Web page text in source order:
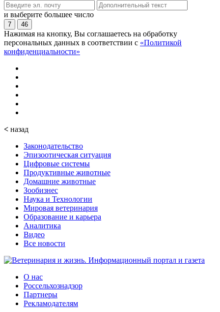
и выберите большее число
7 46
Нажимая на кнопку, Вы соглашаетесь на обработку
персональных данных в соответствии с «Политикой
конфиденциальности»
< назад
Законодательство
Эпизоотическая ситуация
Цифровые системы
Продуктивные животные
Домашние животные
Зообизнес
Наука и Технологии
Мировая ветеринария
Образование и карьера
Аналитика
Видео
Все новости
О нас
Россельхознадзор
Партнеры
Рекламодателям